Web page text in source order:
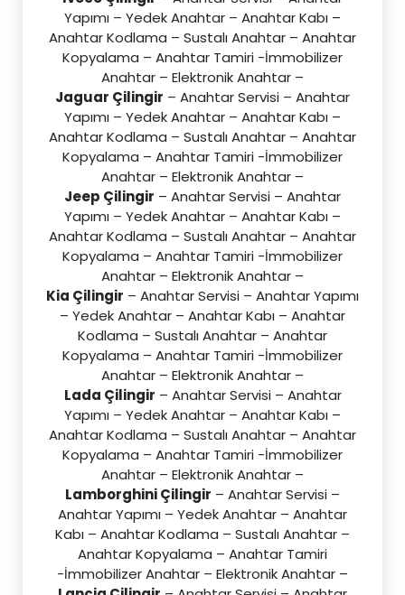
Yapımı – Yedek Anahtar – Anahtar Kabı –
Anahtar Kodlama – Sustalı Anahtar – Anahtar
Kopyalama – Anahtar Tamiri -İmmobilizer
Anahtar – Elektronik Anahtar –
Jaguar Çilingir – Anahtar Servisi – Anahtar
Yapımı – Yedek Anahtar – Anahtar Kabı –
Anahtar Kodlama – Sustalı Anahtar – Anahtar
Kopyalama – Anahtar Tamiri -İmmobilizer
Anahtar – Elektronik Anahtar –
Jeep Çilingir – Anahtar Servisi – Anahtar
Yapımı – Yedek Anahtar – Anahtar Kabı –
Anahtar Kodlama – Sustalı Anahtar – Anahtar
Kopyalama – Anahtar Tamiri -İmmobilizer
Anahtar – Elektronik Anahtar –
Kia Çilingir – Anahtar Servisi – Anahtar Yapımı
– Yedek Anahtar – Anahtar Kabı – Anahtar
Kodlama – Sustalı Anahtar – Anahtar
Kopyalama – Anahtar Tamiri -İmmobilizer
Anahtar – Elektronik Anahtar –
Lada Çilingir – Anahtar Servisi – Anahtar
Yapımı – Yedek Anahtar – Anahtar Kabı –
Anahtar Kodlama – Sustalı Anahtar – Anahtar
Kopyalama – Anahtar Tamiri -İmmobilizer
Anahtar – Elektronik Anahtar –
Lamborghini Çilingir – Anahtar Servisi –
Anahtar Yapımı – Yedek Anahtar – Anahtar
Kabı – Anahtar Kodlama – Sustalı Anahtar –
Anahtar Kopyalama – Anahtar Tamiri
-İmmobilizer Anahtar – Elektronik Anahtar –